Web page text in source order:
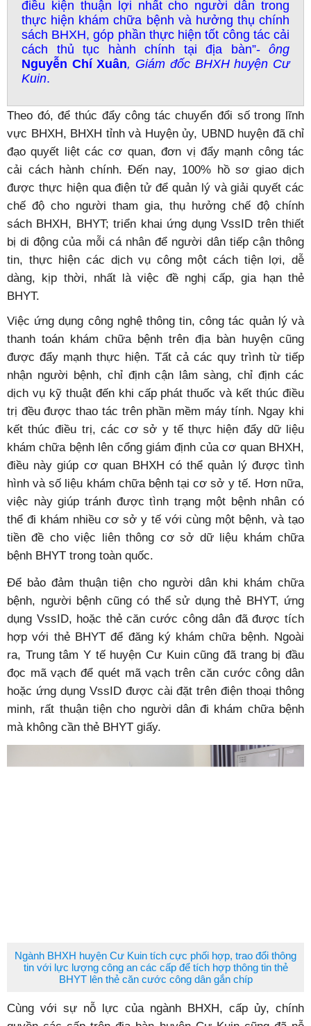
điều kiện thuận lợi nhất cho người dân trong
thực hiện khám chữa bệnh và hưởng thụ chính
sách BHXH, góp phần thực hiện tốt công tác cải
cách thủ tục hành chính tại địa bàn”- ông
Nguyễn Chí Xuân, Giám đốc BHXH huyện Cư
Kuin.
Theo đó, để thúc đẩy công tác chuyển đổi số trong lĩnh
vực BHXH, BHXH tỉnh và Huyện ủy, UBND huyện đã chỉ
đạo quyết liệt các cơ quan, đơn vị đẩy mạnh công tác
cải cách hành chính. Đến nay, 100% hồ sơ giao dịch
được thực hiện qua điện tử để quản lý và giải quyết các
chế độ cho người tham gia, thụ hưởng chế độ chính
sách BHXH, BHYT; triển khai ứng dụng VssID trên thiết
bị di động của mỗi cá nhân để người dân tiếp cận thông
tin, thực hiện các dịch vụ công một cách tiện lợi, dễ
dàng, kịp thời, nhất là việc đề nghị cấp, gia hạn thẻ
BHYT.
Việc ứng dụng công nghệ thông tin, công tác quản lý và
thanh toán khám chữa bệnh trên địa bàn huyện cũng
được đẩy mạnh thực hiện. Tất cả các quy trình từ tiếp
nhận người bệnh, chỉ định cận lâm sàng, chỉ định các
dịch vụ kỹ thuật đến khi cấp phát thuốc và kết thúc điều
trị đều được thao tác trên phần mềm máy tính. Ngay khi
kết thúc điều trị, các cơ sở y tế thực hiện đẩy dữ liệu
khám chữa bệnh lên cổng giám định của cơ quan BHXH,
điều này giúp cơ quan BHXH có thể quản lý được tình
hình và số liệu khám chữa bệnh tại cơ sở y tế. Hơn nữa,
việc này giúp tránh được tình trạng một bệnh nhân có
thể đi khám nhiều cơ sở y tế với cùng một bệnh, và tạo
tiền đề cho việc liên thông cơ sở dữ liệu khám chữa
bệnh BHYT trong toàn quốc.
Để bảo đảm thuận tiện cho người dân khi khám chữa
bệnh, người bệnh cũng có thể sử dụng thẻ BHYT, ứng
dụng VssID, hoặc thẻ căn cước công dân đã được tích
hợp với thẻ BHYT để đăng ký khám chữa bệnh. Ngoài
ra, Trung tâm Y tế huyện Cư Kuin cũng đã trang bị đầu
đọc mã vạch để quét mã vạch trên căn cước công dân
hoặc ứng dụng VssID được cài đặt trên điện thoại thông
minh, rất thuận tiện cho người dân đi khám chữa bệnh
mà không cần thẻ BHYT giấy.
Ngành BHXH huyện Cư Kuin tích cực phối hợp, trao đổi thông
tin với lực lượng công an các cấp để tích hợp thông tin thẻ
BHYT lên thẻ căn cước công dân gắn chíp
Cùng với sự nỗ lực của ngành BHXH, cấp ủy, chính